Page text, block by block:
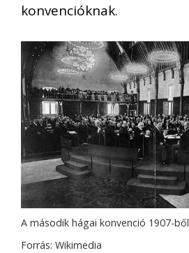
konvencióknak.
A második hágai konvenció 1907-ből
Forrás: Wikimedia